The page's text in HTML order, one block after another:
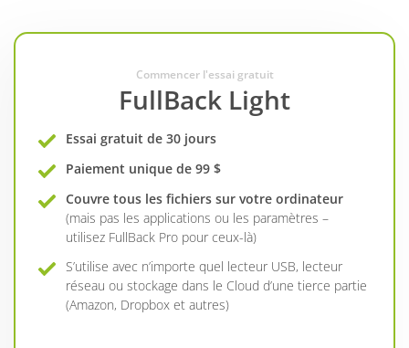
Commencer l'essai gratuit
FullBack Light
Essai gratuit de 30 jours
Paiement unique de 99 $
Couvre tous les fichiers sur votre ordinateur
(mais pas les applications ou les paramètres –
utilisez FullBack Pro pour ceux-là)
S’utilise avec n’importe quel lecteur USB, lecteur
réseau ou stockage dans le Cloud d’une tierce partie
(Amazon, Dropbox et autres)